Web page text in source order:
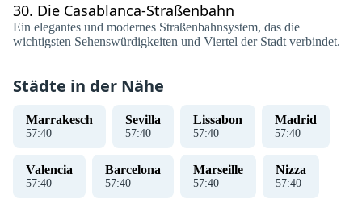
30. Die Casablanca-Straßenbahn
Ein elegantes und modernes Straßenbahnsystem, das die
wichtigsten Sehenswürdigkeiten und Viertel der Stadt verbindet.
Städte in der Nähe
Marrakesch
57:40
Sevilla
57:40
Lissabon
57:40
Madrid
57:40
Valencia
57:40
Barcelona
57:40
Marseille
57:40
Nizza
57:40